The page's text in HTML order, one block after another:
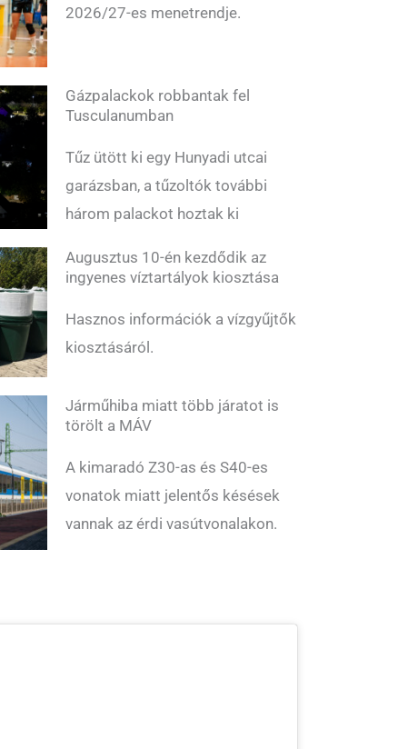
2026/27-es menetrendje.
Gázpalackok robbantak fel
Tusculanumban
Tűz ütött ki egy Hunyadi utcai
garázsban, a tűzoltók további
három palackot hoztak ki
Augusztus 10-én kezdődik az
ingyenes víztartályok kiosztása
Hasznos információk a vízgyűjtők
kiosztásáról.
Járműhiba miatt több járatot is
törölt a MÁV
A kimaradó Z30-as és S40-es
vonatok miatt jelentős késések
vannak az érdi vasútvonalakon.